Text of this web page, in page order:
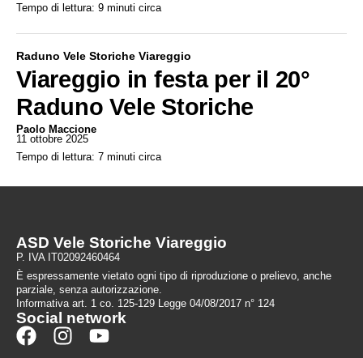
Tempo di lettura: 9 minuti circa
Raduno Vele Storiche Viareggio
Viareggio in festa per il 20°
Raduno Vele Storiche
Paolo Maccione
11 ottobre 2025
Tempo di lettura: 7 minuti circa
ASD Vele Storiche Viareggio
P. IVA IT02092460464
È espressamente vietato ogni tipo di riproduzione o prelievo, anche
parziale, senza autorizzazione.
Informativa art. 1 co. 125-129 Legge 04/08/2017 n° 124
Social network